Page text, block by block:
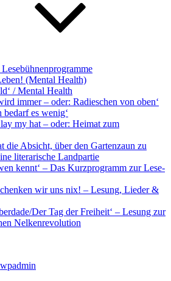
(Mental Health)
/ Mental Health
immer – oder: Radieschen von oben‘
bedarf es wenig‘
my hat – oder: Heimat zum
die Absicht, über den Gartenzaun zu
literarische Landpartie
kennt‘ – Das Kurzprogramm zur Lese-
wir uns nix! – Lesung, Lieder &
Der Tag der Freiheit‘ – Lesung zur
Nelkenrevolution
wpadmin